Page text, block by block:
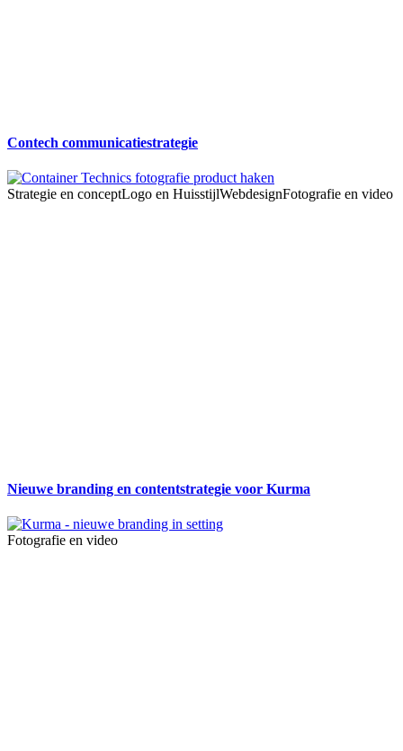
Contech communicatiestrategie
Strategie en conceptLogo en HuisstijlWebdesignFotografie en video
Nieuwe branding en contentstrategie voor Kurma
Fotografie en video